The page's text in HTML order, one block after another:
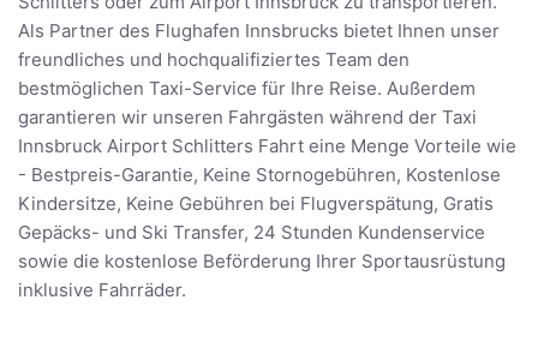
Als Partner des Flughafen Innsbrucks bietet Ihnen unser
freundliches und hochqualifiziertes Team den
bestmöglichen Taxi-Service für Ihre Reise. Außerdem
garantieren wir unseren Fahrgästen während der Taxi
Innsbruck Airport Schlitters Fahrt eine Menge Vorteile wie
- Bestpreis-Garantie, Keine Stornogebühren, Kostenlose
Kindersitze, Keine Gebühren bei Flugverspätung, Gratis
Gepäcks- und Ski Transfer, 24 Stunden Kundenservice
sowie die kostenlose Beförderung Ihrer Sportausrüstung
inklusive Fahrräder.